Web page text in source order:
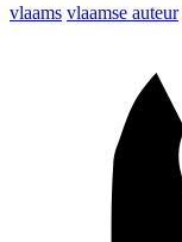
vlaams vlaamse auteur